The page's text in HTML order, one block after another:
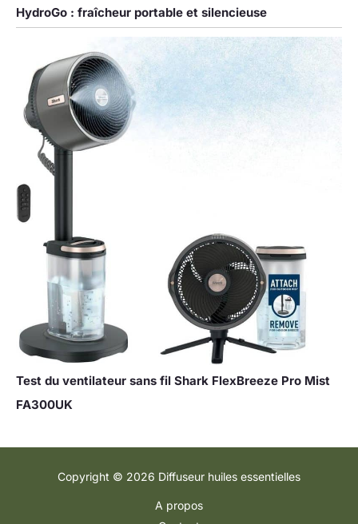
HydroGo : fraîcheur portable et silencieuse
Test du ventilateur sans fil Shark FlexBreeze Pro Mist
FA300UK
Copyright © 2026 Diffuseur huiles essentielles
A propos